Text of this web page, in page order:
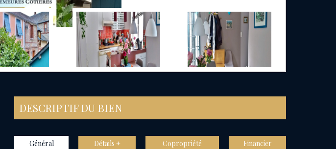
DESCRIPTIF DU BIEN
Général Détails + Copropriété Financier